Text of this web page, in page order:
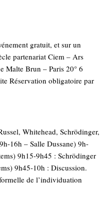
gratuit, et sur un
partenariat Ciem – Ars
Malte Brun – Paris 20° 6
Réservation obligatoire par
Whitehead, Schrödinger,
16h – Salle Dussane) 9h-
9h15-9h45 : Schrödinger
9h45-10h : Discussion.
de l’individuation